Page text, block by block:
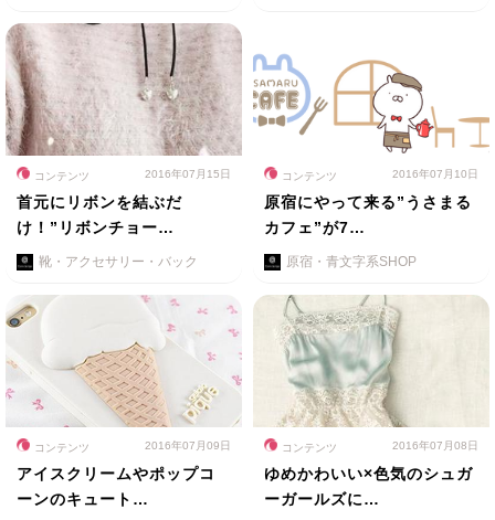
コンテンツ 2016年07月15日
首元にリボンを結ぶだ
け！”リボンチョー…
靴・アクセサリー・バック
コンテンツ 2016年07月10日
原宿にやって来る”うさまる
カフェ”が7…
原宿・青文字系SHOP
コンテンツ 2016年07月09日
アイスクリームやポップコ
ーンのキュート…
コンテンツ 2016年07月08日
ゆめかわいい×色気のシュガ
ーガールズに…